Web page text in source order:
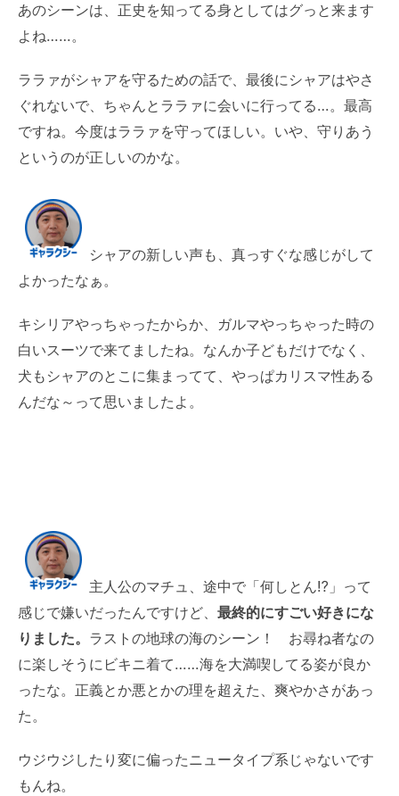
あのシーンは、正史を知ってる身としてはグっと来ます
よね……。
ララァがシャアを守るための話で、最後にシャアはやさ
ぐれないで、ちゃんとララァに会いに行ってる…。最高
ですね。今度はララァを守ってほしい。いや、守りあう
というのが正しいのかな。
シャアの新しい声も、真っすぐな感じがして
よかったなぁ。
キシリアやっちゃったからか、ガルマやっちゃった時の
白いスーツで来てましたね。なんか子どもだけでなく、
犬もシャアのとこに集まってて、やっぱカリスマ性ある
んだな～って思いましたよ。
主人公のマチュ、途中で「何しとん⁉」って
感じで嫌いだったんですけど、 最終的にすごい好きにな
りました。 ラストの地球の海のシーン！ お尋ね者なの
に楽しそうにビキニ着て……海を大満喫してる姿が良か
ったな。正義とか悪とかの理を超えた、爽やかさがあっ
た。
ウジウジしたり変に偏ったニュータイプ系じゃないです
もんね。